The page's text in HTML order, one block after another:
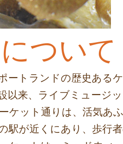
ついて
ートランドの歴史ある
以来、ライブミュージ
ケット通りは、活気あ
駅が近くにあり、歩行